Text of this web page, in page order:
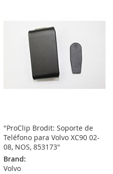
LIST
"ProClip Brodit: Soporte de
Teléfono para Volvo XC90 02-
08, NOS, 853173"
Brand:
Volvo